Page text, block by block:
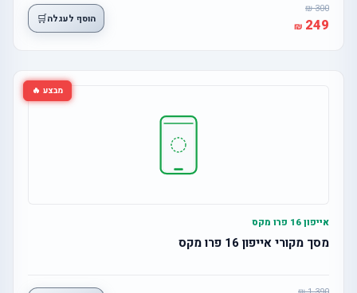
300
249 הוסף לעגלה🛒
מבצע 🔥
אייפון 16 פרו מקס
מסך מקורי אייפון 16 פרו מקס